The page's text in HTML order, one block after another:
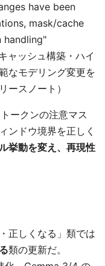
have been
mask/cache
handling"
ャッシュ構築・ハイ
なモデリング変更を
スノート）
ークンの注意マス
ンドウ境界を正しく
挙動を変え、再現性
正しくなる」類では
類の更新だ。